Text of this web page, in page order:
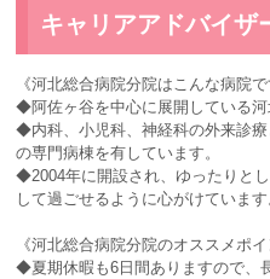
キャリアアドバイザ
《河北総合病院分院はこんな病院で
◆阿佐ヶ谷を中心に展開している河
◆内科、小児科、神経科の外来診
の専門病棟を有しています。
◆2004年に開設され、ゆったりと
して過ごせるように心がけています
《河北総合病院分院のオススメポイ
◆夏期休暇も6日間ありますので、